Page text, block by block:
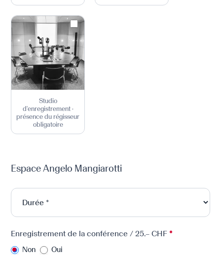
Studio
d'enregistrement ·
présence du régisseur
obligatoire
Espace Angelo Mangiarotti
Enregistrement de la conférence / 25.– CHF *
Non Oui